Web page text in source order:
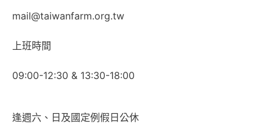
mail@taiwanfarm.org.tw
上班時間
09:00-12:30 & 13:30-18:00
逢週六、日及國定例假日公休